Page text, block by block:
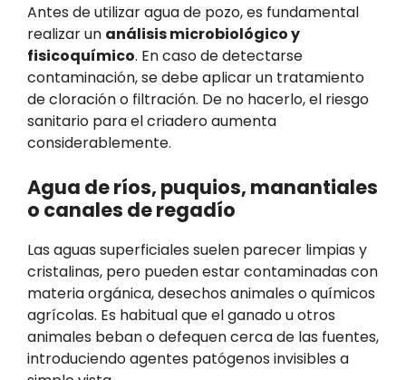
Antes de utilizar agua de pozo, es fundamental
realizar un análisis microbiológico y
fisicoquímico. En caso de detectarse
contaminación, se debe aplicar un tratamiento
de cloración o filtración. De no hacerlo, el riesgo
sanitario para el criadero aumenta
considerablemente.
Agua de ríos, puquios, manantiales
o canales de regadío
Las aguas superficiales suelen parecer limpias y
cristalinas, pero pueden estar contaminadas con
materia orgánica, desechos animales o químicos
agrícolas. Es habitual que el ganado u otros
animales beban o defequen cerca de las fuentes,
introduciendo agentes patógenos invisibles a